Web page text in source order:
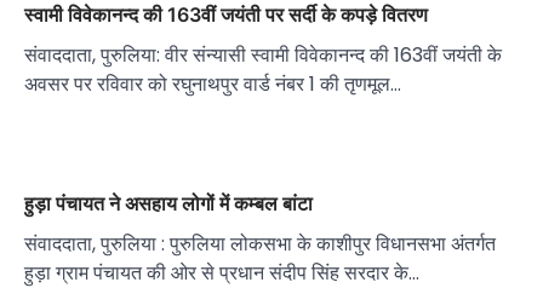
स्वामी विवेकानन्द की 163वीं जयंती पर सर्दी के कपड़े वितरण
संवाददाता, पुरुलिया: वीर संन्यासी स्वामी विवेकानन्द की 163वीं जयंती के
अवसर पर रविवार को रघुनाथपुर वार्ड नंबर 1 की तृणमूल…
हुड़ा पंचायत ने असहाय लोगों में कम्बल बांटा
संवाददाता, पुरुलिया : पुरुलिया लोकसभा के काशीपुर विधानसभा अंतर्गत
हुड़ा ग्राम पंचायत की ओर से प्रधान संदीप सिंह सरदार के…